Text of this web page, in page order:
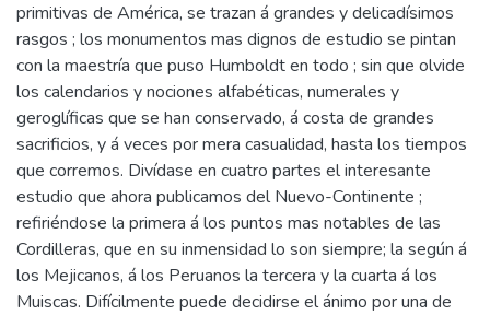
primitivas de América, se trazan á grandes y delicadísimos
rasgos ; los monumentos mas dignos de estudio se pintan
con la maestría que puso Humboldt en todo ; sin que olvide
los calendarios y nociones alfabéticas, numerales y
geroglíficas que se han conservado, á costa de grandes
sacrificios, y á veces por mera casualidad, hasta los tiempos
que corremos. Divídase en cuatro partes el interesante
estudio que ahora publicamos del Nuevo-Continente ;
refiriéndose la primera á los puntos mas notables de las
Cordilleras, que en su inmensidad lo son siempre; la según á
los Mejicanos, á los Peruanos la tercera y la cuarta á los
Muiscas. Difícilmente puede decidirse el ánimo por una de